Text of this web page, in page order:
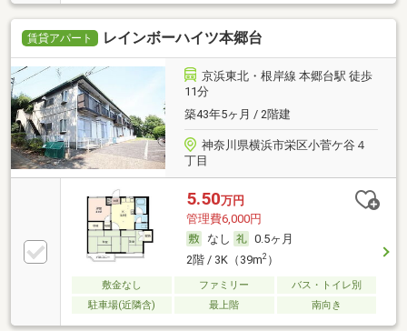
賃貸アパート レインボーハイツ本郷台
京浜東北・根岸線 本郷台駅 徒歩
11分
築43年5ヶ月 / 2階建
神奈川県横浜市栄区小菅ケ谷４
丁目
5.50万円
管理費6,000円
なし
0.5ヶ月
2階 / 3K（39m2）
敷金なし ファミリー
バス・トイレ別
駐車場(近隣含)
最上階 南向き